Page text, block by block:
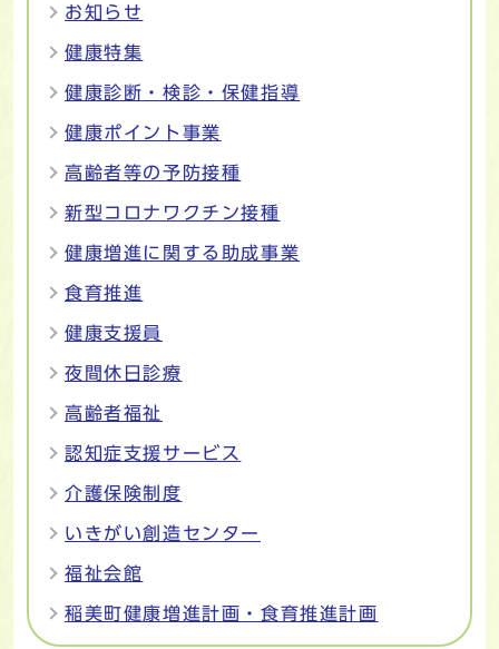
お知らせ
健康特集
健康診断・検診・保健指導
健康ポイント事業
高齢者等の予防接種
新型コロナワクチン接種
健康増進に関する助成事業
食育推進
健康支援員
夜間休日診療
高齢者福祉
認知症支援サービス
介護保険制度
いきがい創造センター
福祉会館
稲美町健康増進計画・食育推進計画